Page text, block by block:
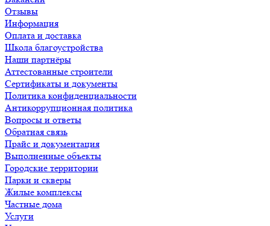
Отзывы
Информация
Оплата и доставка
Школа благоустройства
Наши партнёры
Аттестованные строители
Сертификаты и документы
Политика конфиденциальности
Антикоррупционная политика
Вопросы и ответы
Обратная связь
Прайс и документация
Выполненные объекты
Городские территории
Парки и скверы
Жилые комплексы
Частные дома
Услуги